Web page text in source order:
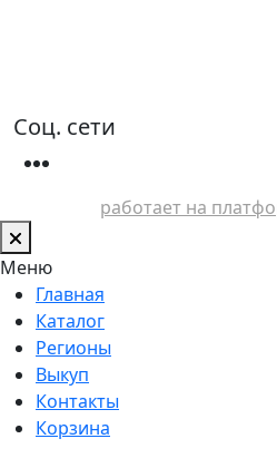
Соц. сети
работает на
Меню
Главная
Каталог
Регионы
Выкуп
Контакты
Корзина